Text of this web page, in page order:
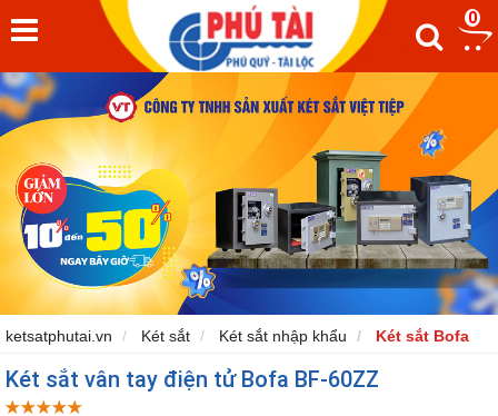
0
ketsatphutai.vn Két sắt Két sắt nhập khẩu Két sắt Bofa
Két sắt vân tay điện tử Bofa BF-60ZZ
18%